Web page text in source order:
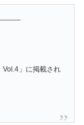
———
」に掲載され